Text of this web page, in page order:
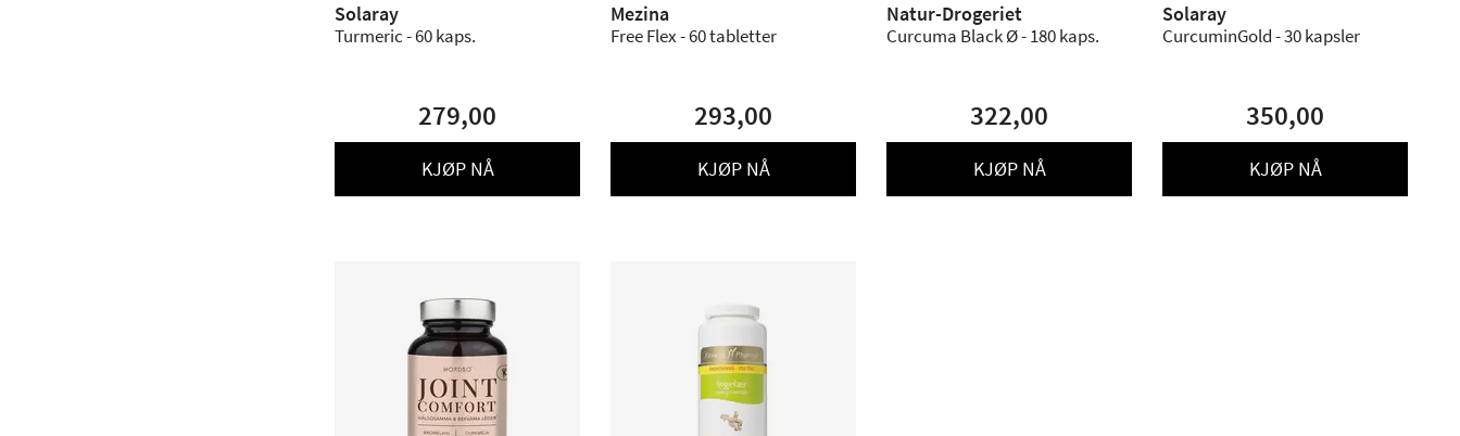
Solaray
Turmeric - 60 kaps.
279,00
KJØP NÅ
Mezina
Free Flex - 60 tabletter
293,00
KJØP NÅ
Natur-Drogeriet
Curcuma Black Ø - 180 kaps.
322,00
KJØP NÅ
Solaray
CurcuminGold - 30 kapsler
350,00
KJØP NÅ